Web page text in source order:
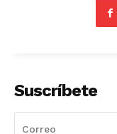
Suscríbete